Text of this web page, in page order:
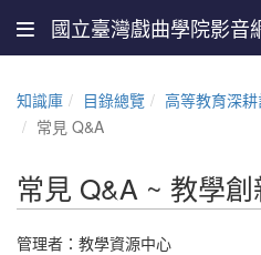
國立臺灣戲曲學院影音
知識庫 目錄總覽 高等教育深
常見 Q&A
常見 Q&A ~ 教學
管理者：教學資源中心